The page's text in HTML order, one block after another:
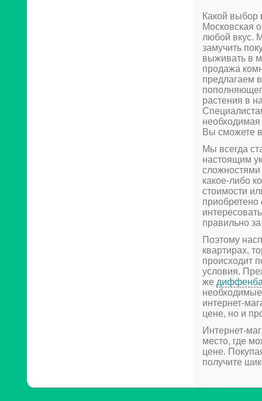
Какой выбор
Московская
любой вкус.
замучить
выживать в
продажа
предлагаем
растения в
Вы сможете
Мы всегда
настоящим
какое-либо
стоимости
приобретено
правильно
Поэтому
квартирах,
происходит
условия.
же
интернет-
цене, но и
Интернет-
место, где
цене.
получите